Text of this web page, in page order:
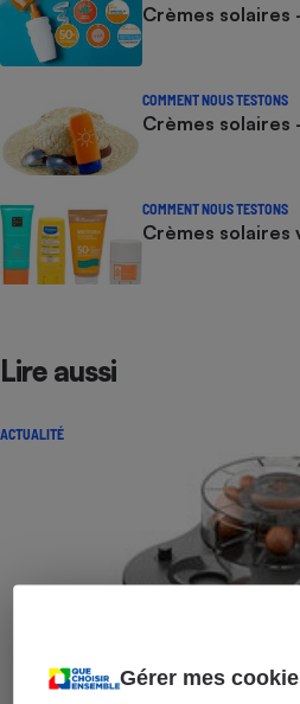
Gérer mes
Crèmes solaires
COMMENT NOUS TESTONS
Crèmes
COMMENT NOUS TESTONS
Crèmes solaires
Lire aussi
ACTUALITÉ